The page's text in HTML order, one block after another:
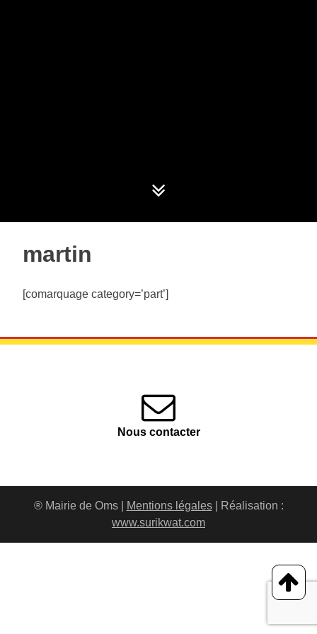
martin
[comarquage category=’part’]
Nous contacter
® Mairie de Oms | Mentions légales| Réalisation :
www.surikwat.com